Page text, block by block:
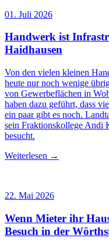
01. Juli 2026
Handwerk ist
Haidhausen
Von den vielen kleinen
heute nur noch wenige
von Gewerbeflächen in
haben dazu geführt, dass
ein paar gibt es noch.
sein Fraktionskollege Andi
besucht.
Weiterlesen →
22. Mai 2026
Wenn Mieter ihr
Besuch in der